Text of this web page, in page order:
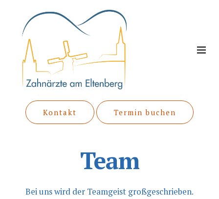
Kontakt Termin buchen
Team
Bei uns wird der Teamgeist großgeschrieben.